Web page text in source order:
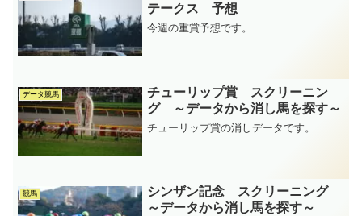
テークス 予想
今週の重賞予想です。
データ競馬
チューリップ賞 スクリーニン
グ ～データから消し馬を探す～
チューリップ賞の消しデータです。
競馬
シンザン記念 スクリーニング
～データから消し馬を探す～